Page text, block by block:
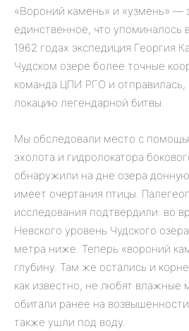
«Вороний камень» и «узмень» —
единственное, что упоминалось
1962 годах экспедиция Георгия
Чудском озере более точные
команда ЦПИ РГО и отправилась,
локацию легендарной битвы.
Мы обследовали место с
эхолота и гидролокатора
обнаружили на дне озера
имеет очертания птицы.
исследования подтвердили: во
Невского уровень Чудского
метра ниже. Теперь «вороний
глубину. Там же остались и
как известно, не любят влажные
обитали ранее на
также ушли под воду.